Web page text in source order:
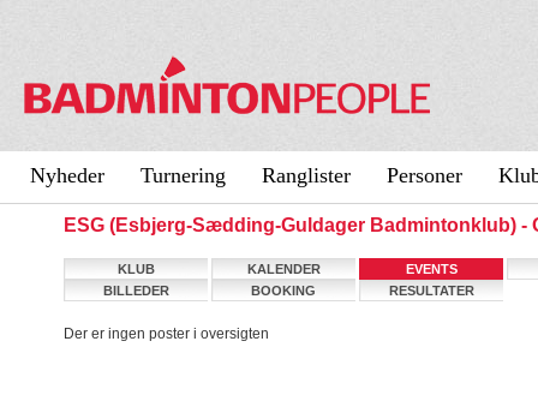
Nyheder Turnering Ranglister Personer
ESG (Esbjerg-Sædding-Guldager Badmintonklub) -
KLUB KALENDER
EVENTS
BILLEDER
BOOKING RESULTATER
Der er ingen poster i oversigten